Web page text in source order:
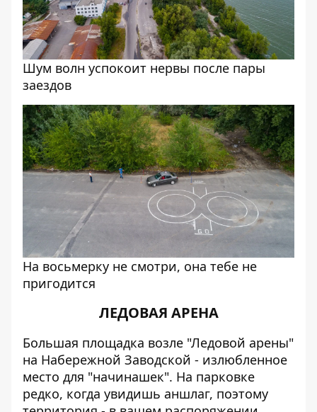
Шум волн успокоит нервы после пары
заездов
На восьмерку не смотри, она тебе не
пригодится
ЛЕДОВАЯ АРЕНА
Большая площадка возле "Ледовой арены"
на Набережной Заводской - излюбленное
место для "начинашек". На парковке
редко, когда увидишь аншлаг, поэтому